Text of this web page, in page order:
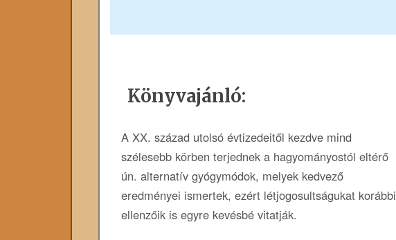
Könyvajánló:
A ​​XX. század utolsó évtizedeitől kezdve mind
szélesebb körben terjednek a hagyományostól eltérő
ún. alternatív gyógymódok, melyek kedvező
eredményei ismertek, ezért létjogosultságukat korábbi
ellenzőik is egyre kevésbé vitatják.